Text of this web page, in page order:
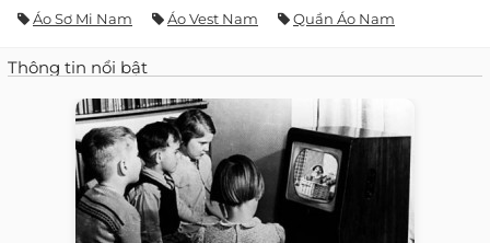
Áo Sơ Mi Nam Áo Vest Nam Quần Áo Nam
Thông tin nổi bật